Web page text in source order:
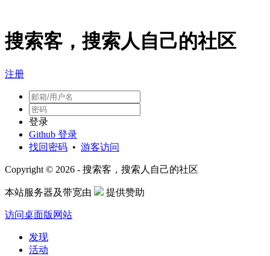
搜索客，搜索人自己的社区
注册
登录
Github 登录
找回密码 • 游客访问
Copyright © 2026 - 搜索客，搜索人自己的社区
本站服务器及带宽由 提供赞助
访问桌面版网站
发现
活动